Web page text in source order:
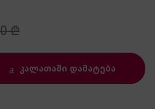
₾
კალათაში დამატება